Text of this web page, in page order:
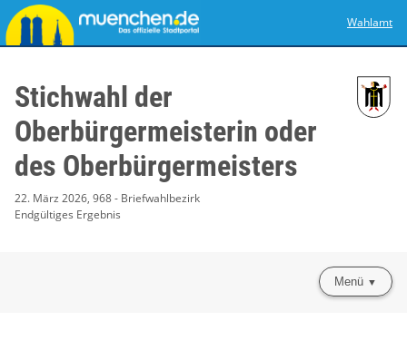
Wahlamt
Stichwahl der
Oberbürgermeisterin oder
des Oberbürgermeisters
22. März 2026, 968 - Briefwahlbezirk
Endgültiges Ergebnis
Menü